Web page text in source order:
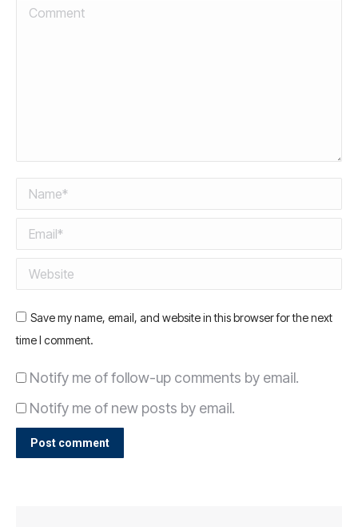
Comment
Name *
Email *
Website
Save my name, email, and website in this browser for the next
time I comment.
Notify me of follow-up comments by email.
Notify me of new posts by email.
Post comment